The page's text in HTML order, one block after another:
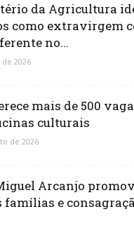
da Agricultura
como extravirgem
no...
2026
mais de 500
culturais
de 2026
Arcanjo
famílias e